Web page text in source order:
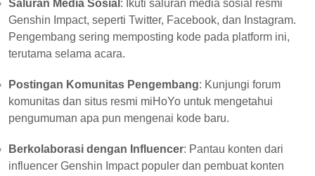
Saluran Media Sosial : Ikuti saluran media sosial resmi
Genshin Impact, seperti Twitter, Facebook, dan Instagram.
Pengembang sering memposting kode pada platform ini,
terutama selama acara.
Postingan Komunitas Pengembang: Kunjungi forum
komunitas dan situs resmi miHoYo untuk mengetahui
pengumuman apa pun mengenai kode baru.
Berkolaborasi dengan Influencer: Pantau konten dari
influencer Genshin Impact populer dan pembuat konten